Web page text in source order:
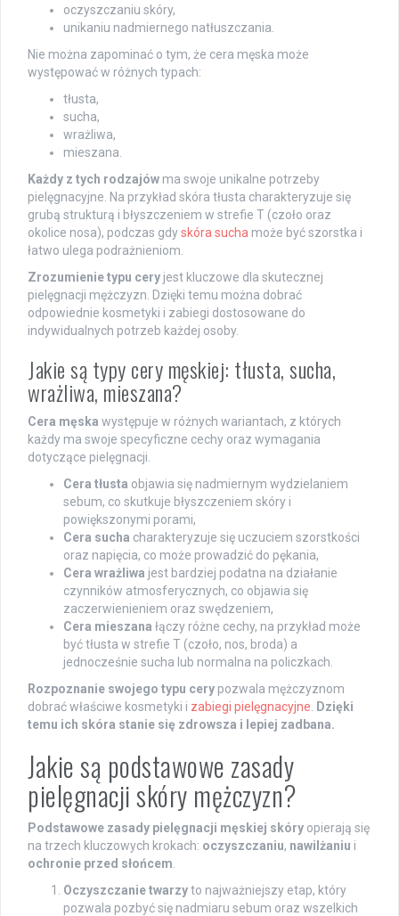
oczyszczaniu skóry,
unikaniu nadmiernego natłuszczania.
Nie można zapominać o tym, że cera męska może
występować w różnych typach:
tłusta,
sucha,
wrażliwa,
mieszana.
Każdy z tych rodzajów ma swoje unikalne potrzeby
pielęgnacyjne. Na przykład skóra tłusta charakteryzuje się
grubą strukturą i błyszczeniem w strefie T (czoło oraz
okolice nosa), podczas gdyskóra sucha może być szorstka i
łatwo ulega podrażnieniom.
Zrozumienie typu cery jest kluczowe dla skutecznej
pielęgnacji mężczyzn. Dzięki temu można dobrać
odpowiednie kosmetyki i zabiegi dostosowane do
indywidualnych potrzeb każdej osoby.
Jakie są typy cery męskiej: tłusta, sucha,
wrażliwa, mieszana?
Cera męska występuje w różnych wariantach, z których
każdy ma swoje specyficzne cechy oraz wymagania
dotyczące pielęgnacji.
Cera tłusta objawia się nadmiernym wydzielaniem
sebum, co skutkuje błyszczeniem skóry i
powiększonymi porami,
Cera sucha charakteryzuje się uczuciem szorstkości
oraz napięcia, co może prowadzić do pękania,
Cera wrażliwa jest bardziej podatna na działanie
czynników atmosferycznych, co objawia się
zaczerwienieniem oraz swędzeniem,
Cera mieszana łączy różne cechy, na przykład może
być tłusta w strefie T (czoło, nos, broda) a
jednocześnie sucha lub normalna na policzkach.
Rozpoznanie swojego typu cery pozwala mężczyznom
dobrać właściwe kosmetyki i zabiegi pielęgnacyjne Dzięki
temu ich skóra stanie się zdrowsza i lepiej zadbana.
Jakie są podstawowe zasady
pielęgnacji skóry mężczyzn?
Podstawowe zasady pielęgnacji męskiej skóry opierają się
na trzech kluczowych krokach: oczyszczaniu, nawilżaniu i
ochronie przed słońcem
Oczyszczanie twarzyto najważniejszy etap, który
pozwala pozbyć się nadmiaru sebum oraz wszelkich